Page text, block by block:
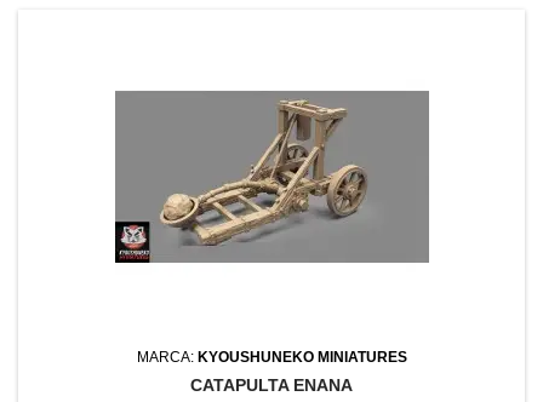
MARCA: KYOUSHUNEKO MINIATURES
CATAPULTA ENANA